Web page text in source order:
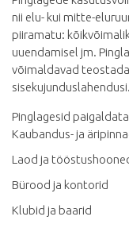
nii elu- kui mitte-
piiramatu:
uuendamisel jm.
võimaldavad
sisekujunduslahendusi.
Pinglagesid
Kaubandus- ja
Laod ja
Bürood ja kontorid
Klubid ja baarid